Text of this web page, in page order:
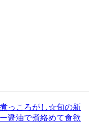
っころがし☆旬の新
醤油で煮絡めて食欲